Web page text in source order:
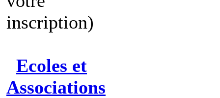
inscription)
Ecoles et
Associations